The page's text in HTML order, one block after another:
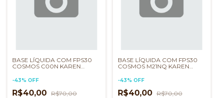
BASE LÍQUIDA COM FPS30
COSMOS C00N KAREN
-43% OFF
R$40,00 R$70,00
BASE LÍQUIDA COM FPS30
COSMOS M21NQ KAREN
-43% OFF
R$40,00 R$70,00